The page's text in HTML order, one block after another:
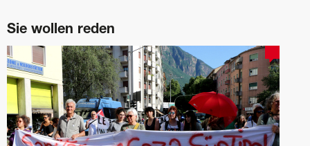
Sie wollen reden